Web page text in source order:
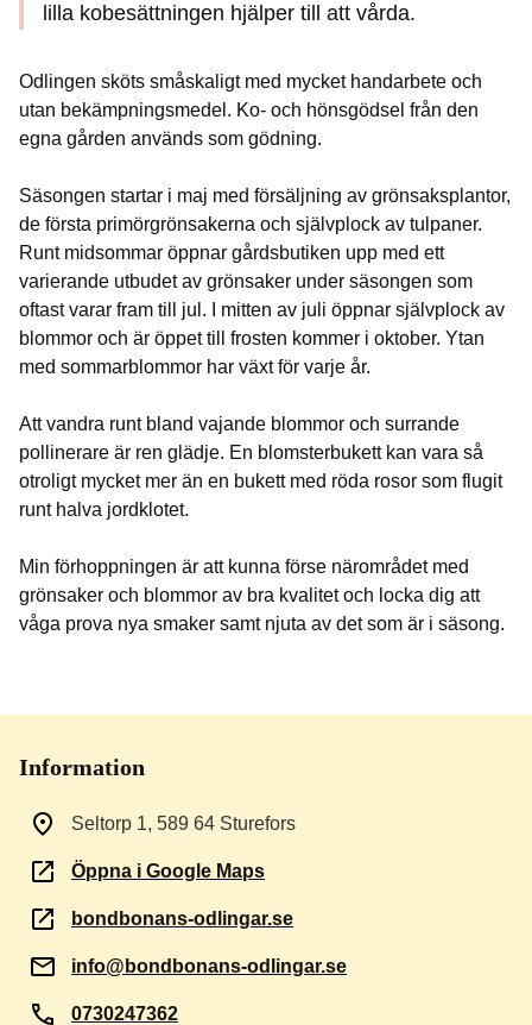
lilla kobesättningen hjälper till att vårda.
Odlingen sköts småskaligt med mycket handarbete och
utan bekämpningsmedel. Ko- och hönsgödsel från den
egna gården används som gödning.
Säsongen startar i maj med försäljning av grönsaksplantor,
de första primörgrönsakerna och självplock av tulpaner.
Runt midsommar öppnar gårdsbutiken upp med ett
varierande utbudet av grönsaker under säsongen som
oftast varar fram till jul. I mitten av juli öppnar självplock av
blommor och är öppet till frosten kommer i oktober. Ytan
med sommarblommor har växt för varje år.
Att vandra runt bland vajande blommor och surrande
pollinerare är ren glädje. En blomsterbukett kan vara så
otroligt mycket mer än en bukett med röda rosor som flugit
runt halva jordklotet.
Min förhoppningen är att kunna förse närområdet med
grönsaker och blommor av bra kvalitet och locka dig att
våga prova nya smaker samt njuta av det som är i säsong.
Information
Seltorp 1, 589 64 Sturefors
Öppna i Google Maps
bondbonans-odlingar.se
info@bondbonans-odlingar.se
0730247362